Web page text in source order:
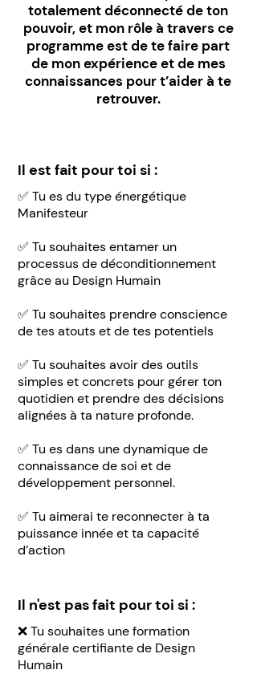
totalement déconnecté de ton
pouvoir, et mon rôle à travers ce
programme est de te faire part
de mon expérience et de mes
connaissances pour t’aider à te
retrouver.
Il est fait pour toi si :
✅ Tu es du type énergétique
Manifesteur
✅ Tu souhaites entamer un
processus de déconditionnement
grâce au Design Humain
✅ Tu souhaites prendre conscience
de tes atouts et de tes potentiels
✅ Tu souhaites avoir des outils
simples et concrets pour gérer ton
quotidien et prendre des décisions
alignées à ta nature profonde.
✅ Tu es dans une dynamique de
connaissance de soi et de
développement personnel.
✅ Tu aimerai te reconnecter à ta
puissance innée et ta capacité
d’action
Il n'est pas fait pour toi si :
❌ Tu souhaites une formation
générale certifiante de Design
Humain